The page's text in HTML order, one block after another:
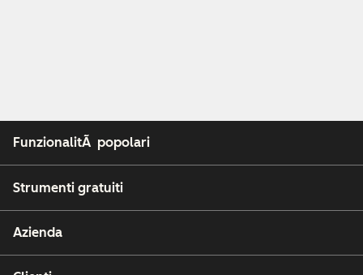
FunzionalitÃ popolari
Strumenti gratuiti
Azienda